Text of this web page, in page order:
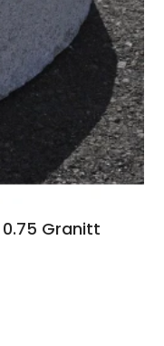
0.75 Granitt